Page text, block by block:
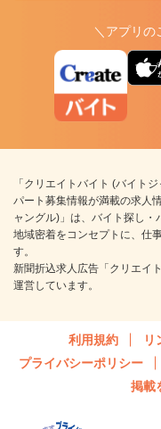
＼アプリの
ア
「クリエイトバイト (バイト
パート募集情報が満載の求人
ャングル)」は、バイト探し・
地域密着をコンセプトに、仕
す。
新聞折込求人広告「クリエイ
運営しています。
利用規約 リ
プライバシーポリシー
掲載